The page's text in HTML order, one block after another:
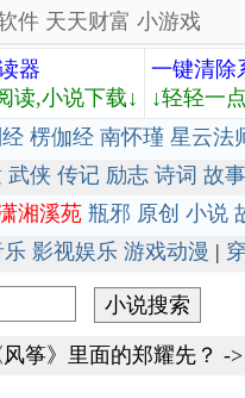
件 天天财富 小游戏
器
读,小说下载↓
一键清除
↓轻轻一
楞伽经 南怀瑾 星云法
武侠 传记 励志 诗词 故事
湘溪苑 瓶邪 原创 小说
乐 影视娱乐 游戏动漫 |
筝》里面的郑耀先？ -